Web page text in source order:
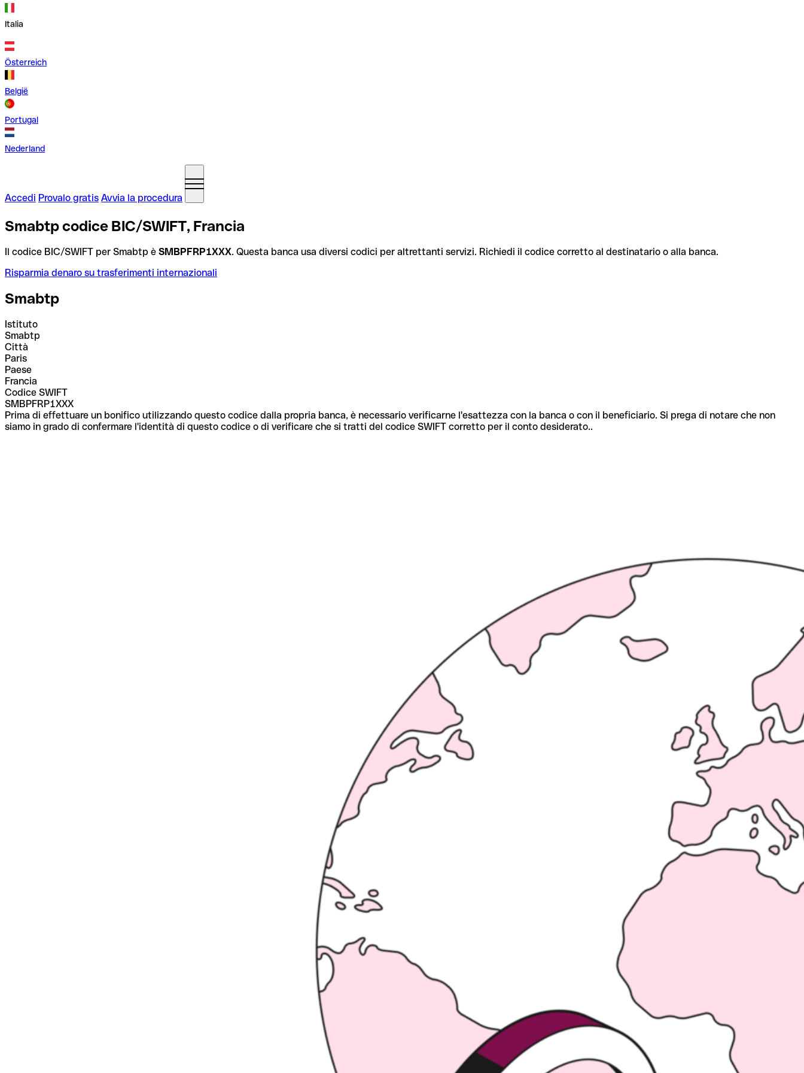
Italia
Österreich
België
Portugal
Nederland
Accedi Provalo gratis Avvia la procedura
Smabtp codice BIC/SWIFT, Francia
Il codice BIC/SWIFT per Smabtp è SMBPFRP1XXX. Questa banca usa diversi codici per altrettanti servizi. Richiedi il codice corretto al destinatario o alla banca.
Risparmia denaro su trasferimenti internazionali
Smabtp
Istituto
Smabtp
Città
Paris
Paese
Francia
Codice SWIFT
SMBPFRP1XXX
Prima di effettuare un bonifico utilizzando questo codice dalla propria banca, è necessario verificarne l'esattezza con la banca o con il beneficiario. Si prega di notare che non
siamo in grado di confermare l'identità di questo codice o di verificare che si tratti del codice SWIFT corretto per il conto desiderato..